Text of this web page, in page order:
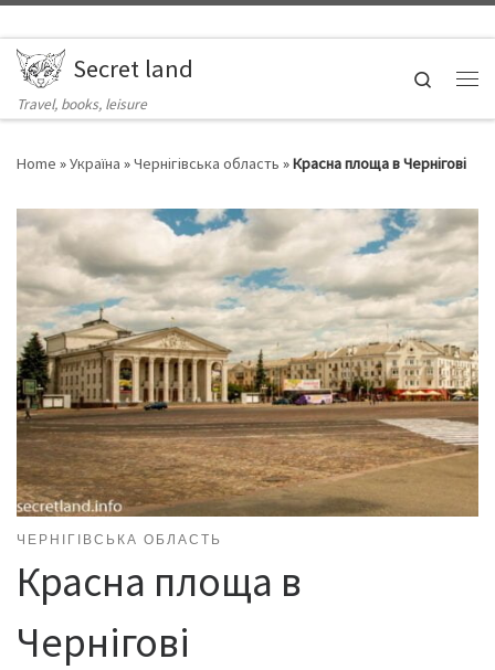
Secret land
Travel, books, leisure
Search
Home »Україна »Чернігівська область »Красна площа в Чернігові
ЧЕРНІГІВСЬКА ОБЛАСТЬ
Красна площа в
Чернігові